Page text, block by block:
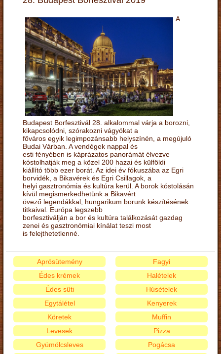
A
Budapest Borfesztivál 28. alkalommal várja a borozni,
kikapcsolódni, szórakozni vágyókat a
főváros egyik legimpozánsabb helyszínén, a megújuló
Budai Várban. A vendégek nappal és
esti fényében is káprázatos panorámát élvezve
kóstolhatják meg a közel 200 hazai és külföldi
kiállító több ezer borát. Az idei év fókuszába az Egri
borvidék, a Bikavérek és Egri Csillagok, a
helyi gasztronómia és kultúra kerül. A borok kóstolásán
kívül megismerkedhetünk a Bikavért
övező legendákkal, hungarikum borunk készítésének
titkaival. Európa legszebb
borfesztiválján a bor és kultúra találkozását gazdag
zenei és gasztronómiai kínálat teszi most
is felejthetetlenné.
Aprósütemény
Édes krémek
Édes süti
Egytálétel
Fagyi
Halételek
Húsételek
Kenyerek
Köretek
Levesek
Gyümölcsleves
Muffin
Pizza
Pogácsa